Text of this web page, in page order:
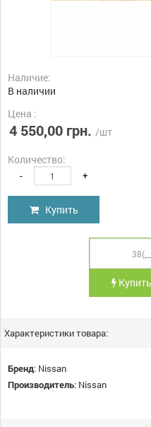
Наличие:
В наличии
Цена :
4 550,00 грн. /шт
Количество:
- +
Купить
Характеристики товара:
Бренд: Nissan
Производитель: Nissan